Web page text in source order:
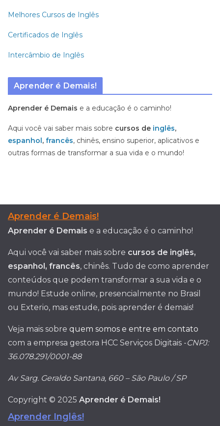
Melhores Cursos de Inglês
Certificados de Inglês
Intercâmbio de Inglês
Aprender é Demais!
Aprender é Demais e a educação é o caminho!
Aqui você vai saber mais sobre cursos de inglês,
espanhol , francês, chinês, ensino superior, aplicativos e
outras formas de transformar a sua vida e o mundo!
Aprender é Demais!
Aprender é Demais e a educação é o caminho!
Aqui você vai saber mais sobre cursos de inglês,
espanhol, francês, chinês. Tudo de como aprender
conteúdos que podem transformar a sua vida e o
mundo! Estude online, presencialmente no Brasil
ou Exterio, mas estude, pois aprender é demais!
Veja mais sobre quem somos e entre em contato
com a empresa gestora HCC Serviços Digitais -CNPJ:
36.078.291/0001-88
Av Sarg. Geraldo Santana, 660 – São Paulo / SP
Copyright © 2025 Aprender é Demais!
Aprender Inglês!